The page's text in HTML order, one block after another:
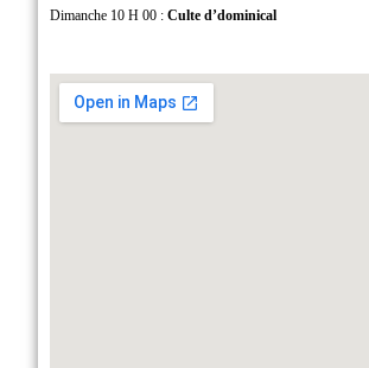
Dimanche 10 H 00 :Culte d’dominical